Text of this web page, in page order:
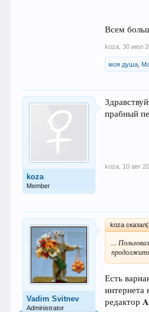
Всем
koza 30 июл
моя душа
koza
Member
прабный
koza 10 авг
Vadim Svitnev
Administrator
koza
...
Есть
интернета
редактор